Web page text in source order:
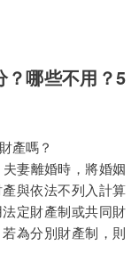
？哪些不用？5
產嗎？
妻離婚時，將婚姻
與依法不列入計算
定財產制或共同財
為分別財產制，則